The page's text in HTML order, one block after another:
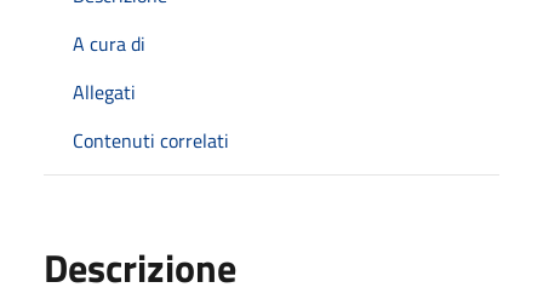
A cura di
Allegati
Contenuti correlati
Descrizione